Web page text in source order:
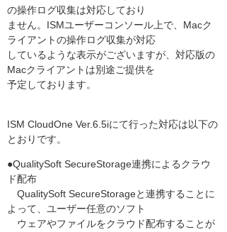
の操作ログ収集は対応しており
ません。ISMユーザーコンソール上で、Macク
ライアントの操作ログ収集が対応
しているような表示がございますが、対応版の
Macクライアントは別途ご提供を
予定しております。
ISM CloudOne Ver.6.5iにて行った対応は以下の
とおりです。
●QualitySoft SecureStorage連携によるクラウ
ド配布
QualitySoft SecureStorageと連携することに
よって、ユーザー任意のソフト
ウェアやファイルをクラウド配布することが